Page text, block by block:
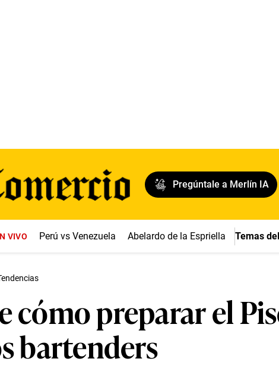
Pregúntale a Merlín IA
VIVO Perú vs Venezuela Abelardo de la Espriella Temas
cómo preparar el
bartenders